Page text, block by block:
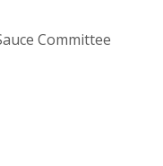
Committee